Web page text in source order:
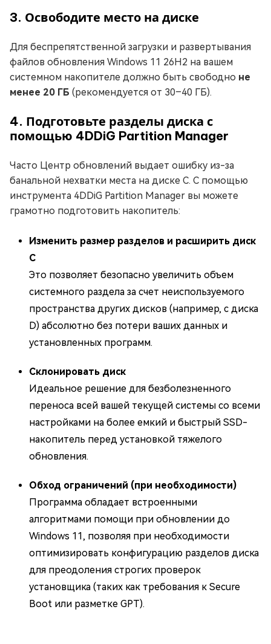
3. Освободите место на диске
Для беспрепятственной загрузки и развертывания
файлов обновления Windows 11 26H2 на вашем
системном накопителе должно быть свободно не
менее 20 ГБ (рекомендуется от 30–40 ГБ).
4. Подготовьте разделы диска с
помощью 4DDiG Partition Manager
Часто Центр обновлений выдает ошибку из-за
банальной нехватки места на диске C. С помощью
инструмента 4DDiG Partition Manager вы можете
грамотно подготовить накопитель:
Изменить размер разделов и расширить диск
C
Это позволяет безопасно увеличить объем
системного раздела за счет неиспользуемого
пространства других дисков (например, с диска
D) абсолютно без потери ваших данных и
установленных программ.
Склонировать диск
Идеальное решение для безболезненного
переноса всей вашей текущей системы со всеми
настройками на более емкий и быстрый SSD-
накопитель перед установкой тяжелого
обновления.
Обход ограничений (при необходимости)
Программа обладает встроенными
алгоритмами помощи при обновлении до
Windows 11, позволяя при необходимости
оптимизировать конфигурацию разделов диска
для преодоления строгих проверок
установщика (таких как требования к Secure
Boot или разметке GPT).